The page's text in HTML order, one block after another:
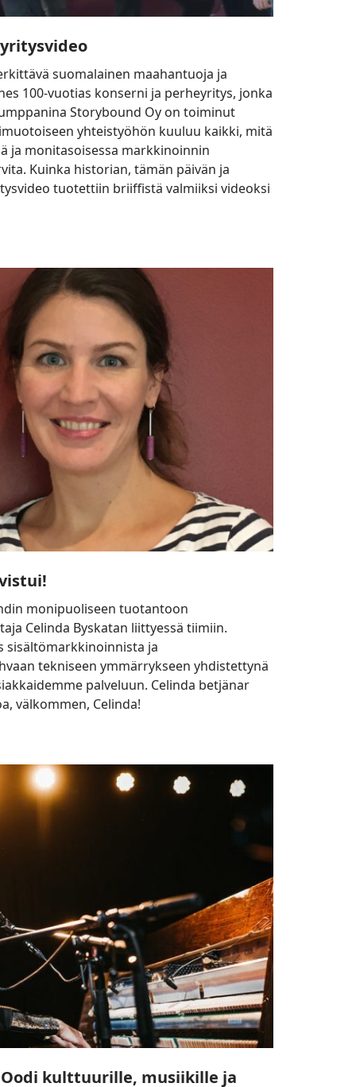
suomalainen maahantuoja ja
100-vuotias konserni ja perheyritys, jonka
Storybound Oy on toiminut
yhteistyöhön kuuluu kaikki, mitä
ja monitasoisessa markkinoinnin
Kuinka historian, tämän päivän ja
tuotettiin briiffistä valmiiksi videoksi
monipuoliseen tuotantoon
Celinda Byskatan liittyessä tiimiin.
sisältömarkkinoinnista ja
tekniseen ymmärrykseen yhdistettynä
palveluun. Celinda betjänar
välkommen, Celinda!
Oodi kulttuurille, musiikille ja